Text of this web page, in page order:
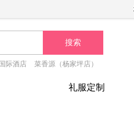
搜索
际酒店 菜香源（杨家坪店）
礼服定制